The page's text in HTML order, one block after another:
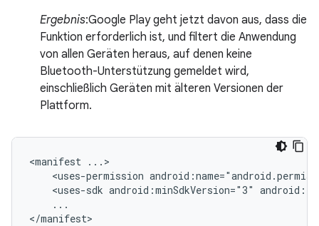
Ergebnis:Google Play geht jetzt davon aus, dass die
Funktion erforderlich ist, und filtert die Anwendung
von allen Geräten heraus, auf denen keine
Bluetooth-Unterstützung gemeldet wird,
einschließlich Geräten mit älteren Versionen der
Plattform.
<manifest
<uses-permission
<uses-sdk android:minSdkVersion="3"
...
</manifest>